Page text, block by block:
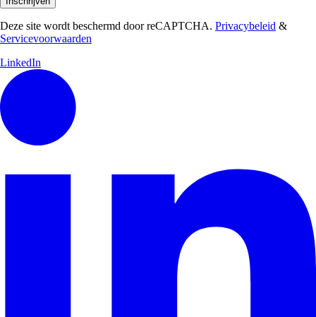
Deze site wordt beschermd door reCAPTCHA. Privacybeleid &
Servicevoorwaarden
LinkedIn